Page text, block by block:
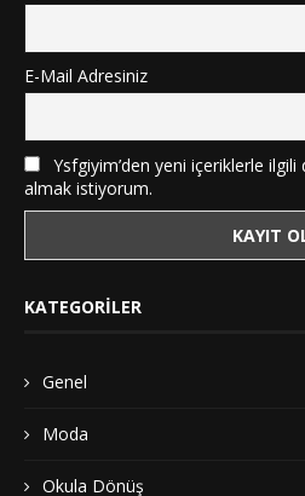
E-Mail Adresiniz
Ysfgiyim’den yeni içeriklerle
almak istiyorum.
KATEGORILER
Genel
Moda
Okula Dönüş